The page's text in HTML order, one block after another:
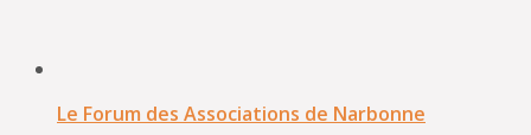
Le Forum des Associations de Narbonne